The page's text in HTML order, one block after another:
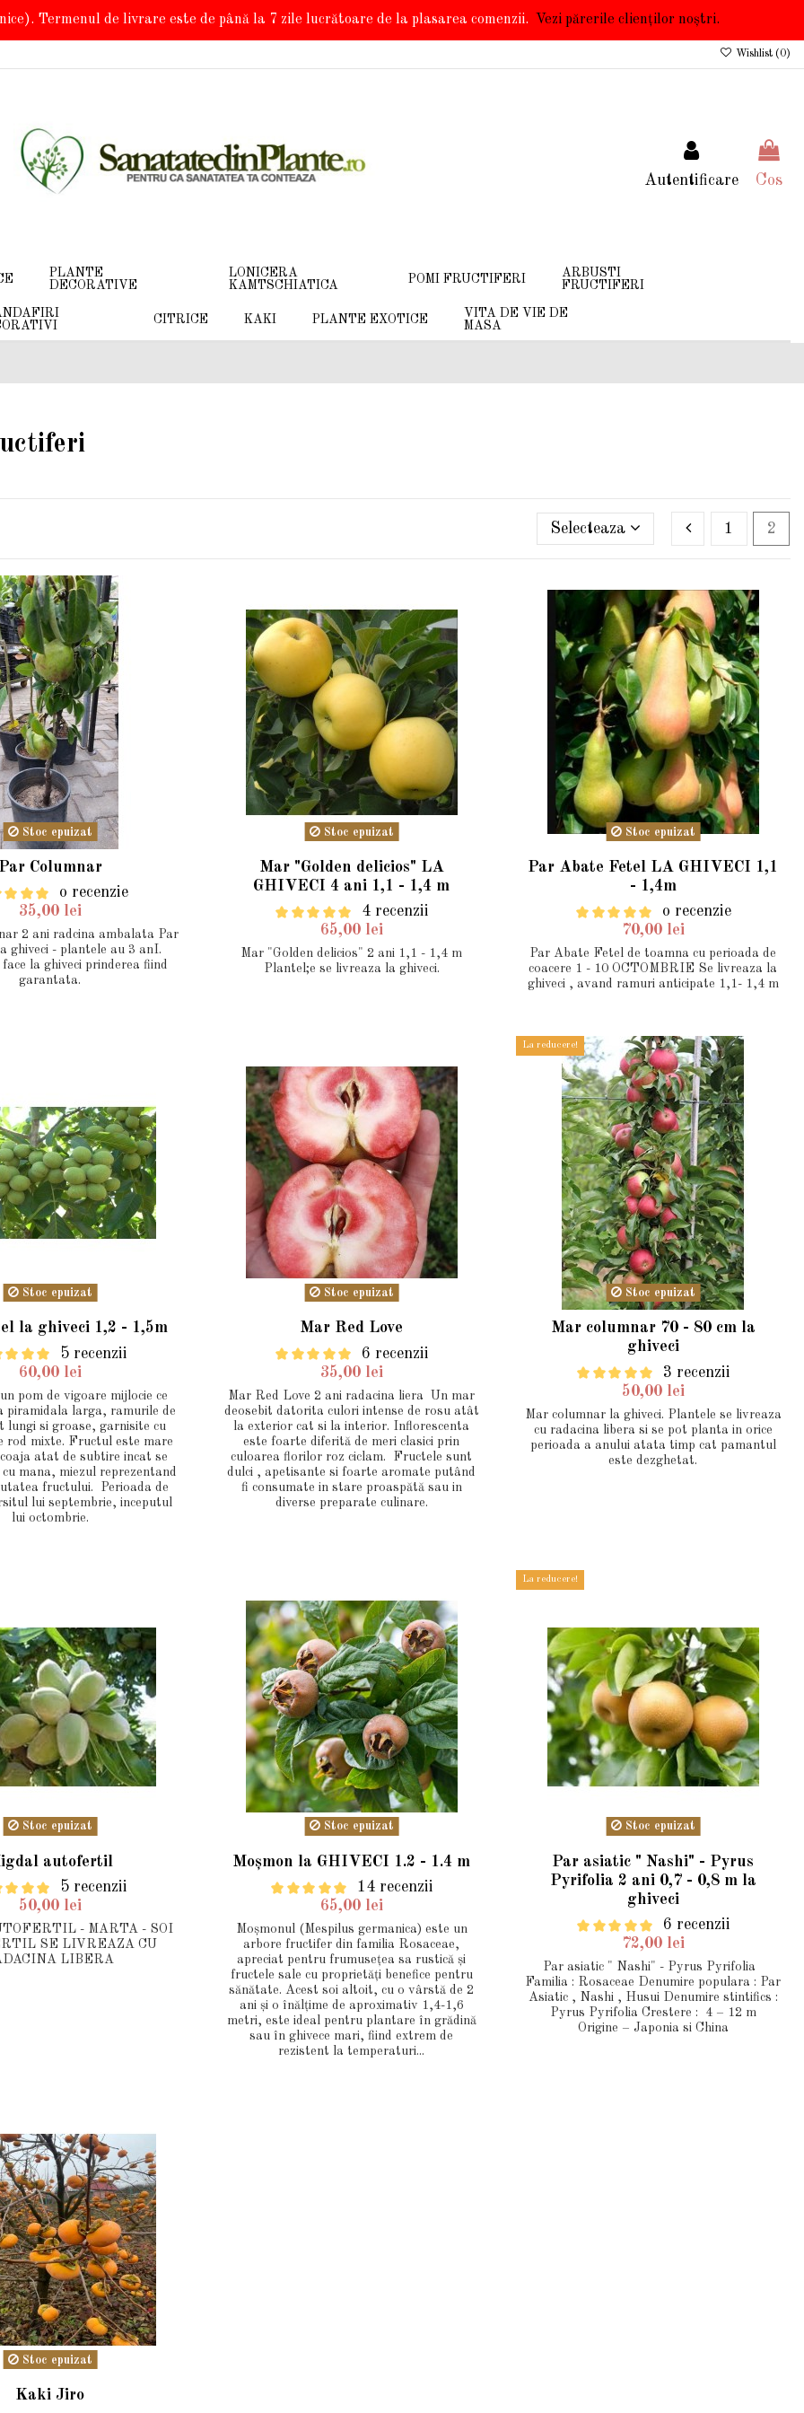
Termenul de livrare este de până la 7 zile lucrătoare de la plasarea comenzii. Vezi părerile clienților noștri.
Wishlist (0)
Autentificare Cos
PLANTE
DECORATIVE
LONICERA
KAMTSCHIATICA
POMI FRUCTIFERI
ARBUSTI
FRUCTIFERI
CITRICE KAKI PLANTE EXOTICE
VITA DE VIE DE
MASA
Selecteaza 1 2
Stoc epuizat
Par Columnar
o recenzie
35,00 lei
2 ani radcina ambalata Par
ghiveci - plantele au 3 anI.
la ghiveci prinderea fiind
garantata.
Stoc epuizat
Mar "Golden delicios" LA
GHIVECI 4 ani 1,1 - 1,4 m
4 recenzii
65,00 lei
Mar "Golden delicios" 2 ani 1,1 - 1,4 m
Plantel;e se livreaza la ghiveci.
Stoc epuizat
Par Abate Fetel LA GHIVECI 1,1
- 1,4m
o recenzie
70,00 lei
Par Abate Fetel de toamna cu perioada de
coacere 1 - 10 OCTOMBRIE Se livreaza la
ghiveci , avand ramuri anticipate 1,1- 1,4 m
Stoc epuizat
la ghiveci 1,2 - 1,5m
5 recenzii
60,00 lei
pom de vigoare mijlocie ce
piramidala larga, ramurile de
lungi si groase, garnisite cu
rod mixte. Fructul este mare
atat de subtire incat se
mana, miezul reprezentand
fructului. Perioada de
lui septembrie, inceputul
lui octombrie.
Stoc epuizat
Mar Red Love
6 recenzii
35,00 lei
Mar Red Love 2 ani radacina liera Un mar
deosebit datorita culori intense de rosu atât
la exterior cat si la interior. Inflorescenta
este foarte diferită de meri clasici prin
culoarea florilor roz ciclam. Fructele sunt
dulci , apetisante si foarte aromate putând
fi consumate in stare proaspătă sau in
diverse preparate culinare.
La reducere!
Stoc epuizat
Mar columnar 70 - 80 cm la
ghiveci
3 recenzii
50,00 lei
Mar columnar la ghiveci. Plantele se livreaza
cu radacina libera si se pot planta in orice
perioada a anului atata timp cat pamantul
este dezghetat.
Stoc epuizat
autofertil
5 recenzii
50,00 lei
- MARTA - SOI
SE LIVREAZA CU
LIBERA
Stoc epuizat
Moșmon la GHIVECI 1.2 - 1.4 m
14 recenzii
65,00 lei
Moșmonul (Mespilus germanica) este un
arbore fructifer din familia Rosaceae,
apreciat pentru frumusețea sa rustică și
fructele sale cu proprietăți benefice pentru
sănătate. Acest soi altoit, cu o vârstă de 2
ani și o înălțime de aproximativ 1,4-1,6
metri, este ideal pentru plantare în grădină
sau în ghivece mari, fiind extrem de
rezistent la temperaturi...
La reducere!
Stoc epuizat
Par asiatic " Nashi" - Pyrus
Pyrifolia 2 ani 0,7 - 0,8 m la
ghiveci
6 recenzii
72,00 lei
Par asiatic " Nashi" - Pyrus Pyrifolia
Familia : Rosaceae Denumire populara : Par
Asiatic , Nashi , Husui Denumire stintifics :
Pyrus Pyrifolia Crestere : 4 – 12 m
Origine – Japonia si China
Stoc epuizat
Kaki Jiro